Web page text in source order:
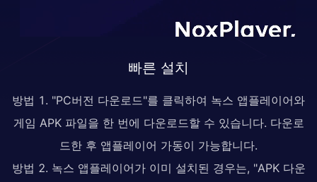
빠른 설치
방법 1. "PC버전 다운로드"를 클릭하여 녹스 앱플레이어와
게임 APK 파일을 한 번에 다운로드할 수 있습니다. 다운로
드한 후 앱플레이어 가동이 가능합니다.
방법 2. 녹스 앱플레이어가 이미 설치된 경우는, "APK 다운